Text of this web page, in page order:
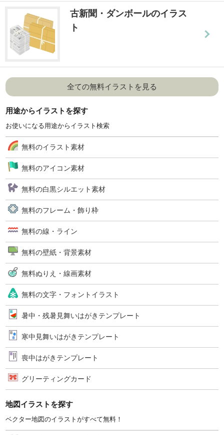
古新聞・ダンボールのイラス
ト
全ての無料イラストを見る
用途からイラストを探す
お使いになる用途からイラスト検索
無料のイラスト素材
無料のアイコン素材
無料の白黒シルエット素材
無料のフレーム・飾り枠
無料の線・ライン
無料の壁紙・背景素材
無料ぬりえ・線画素材
無料の文字・フォントイラスト
暑中・残暑見舞いはがきテンプレート
寒中見舞いはがきテンプレート
喪中はがきテンプレート
グリーティングカード
地図イラストを探す
ベクター地図のイラストがすべて無料！